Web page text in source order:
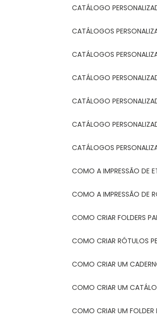
CATÁLOGO
CATÁLOGOS
CATÁLOGOS
CATÁLOGO
CATÁLOGO
CATÁLOGO
CATÁLOGOS
COMO A IMPRESSÃO DE
COMO A IMPRESSÃO DE
COMO CRIAR FOLDERS
COMO CRIAR RÓTULOS
COMO CRIAR UM
COMO CRIAR UM
COMO CRIAR UM